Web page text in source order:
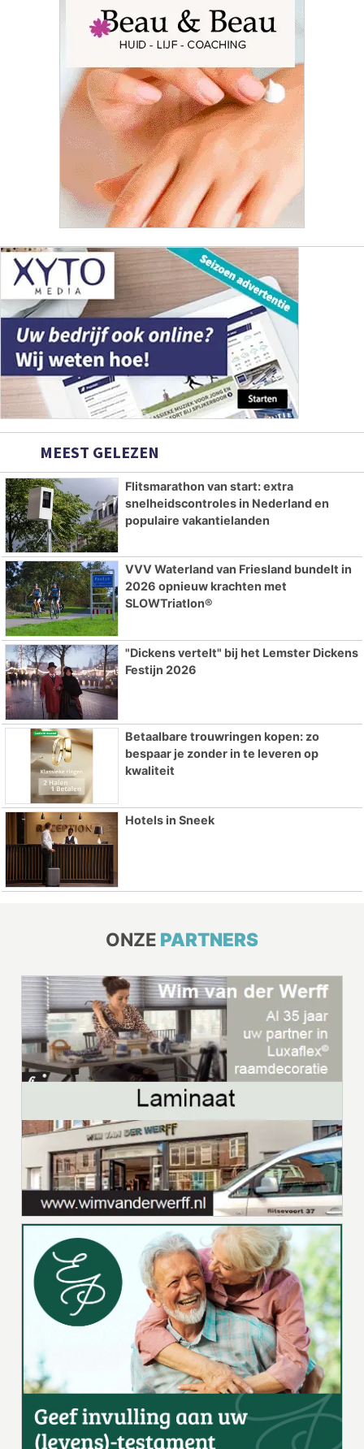
MEEST GELEZEN
Flitsmarathon van start: extra
snelheidscontroles in Nederland en
populaire vakantielanden
VVV Waterland van Friesland bundelt in
2026 opnieuw krachten met
SLOWTriatlon®
"Dickens vertelt" bij het Lemster Dickens
Festijn 2026
Betaalbare trouwringen kopen: zo
bespaar je zonder in te leveren op
kwaliteit
Hotels in Sneek
ONZE PARTNERS